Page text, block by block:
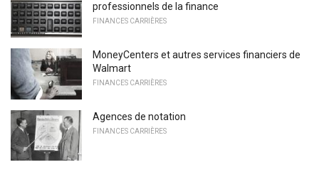
professionnels de la finance
FINANCES CARRIÈRES
MoneyCenters et autres services financiers de
Walmart
FINANCES CARRIÈRES
Agences de notation
FINANCES CARRIÈRES